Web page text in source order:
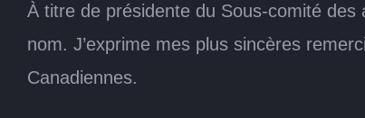
À titre de présidente du Sous-comité
nom. J’exprime mes plus sincères
Canadiennes.